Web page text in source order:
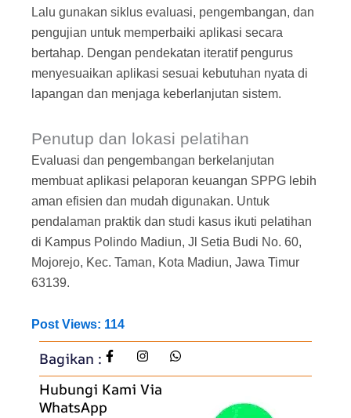
Lalu gunakan siklus evaluasi, pengembangan, dan
pengujian untuk memperbaiki aplikasi secara
bertahap. Dengan pendekatan iteratif pengurus
menyesuaikan aplikasi sesuai kebutuhan nyata di
lapangan dan menjaga keberlanjutan sistem.
Penutup dan lokasi pelatihan
Evaluasi dan pengembangan berkelanjutan
membuat aplikasi pelaporan keuangan SPPG lebih
aman efisien dan mudah digunakan. Untuk
pendalaman praktik dan studi kasus ikuti pelatihan
di Kampus Polindo Madiun, Jl Setia Budi No. 60,
Mojorejo, Kec. Taman, Kota Madiun, Jawa Timur
63139.
Post Views: 114
Bagikan :
Hubungi Kami Via
WhatsApp